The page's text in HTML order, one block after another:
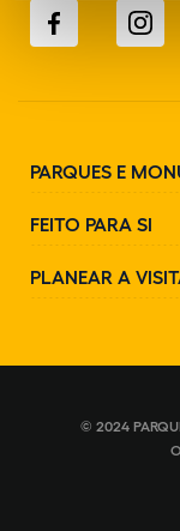
PARQUES E
FEITO PARA SI
PLANEAR A
© 2024